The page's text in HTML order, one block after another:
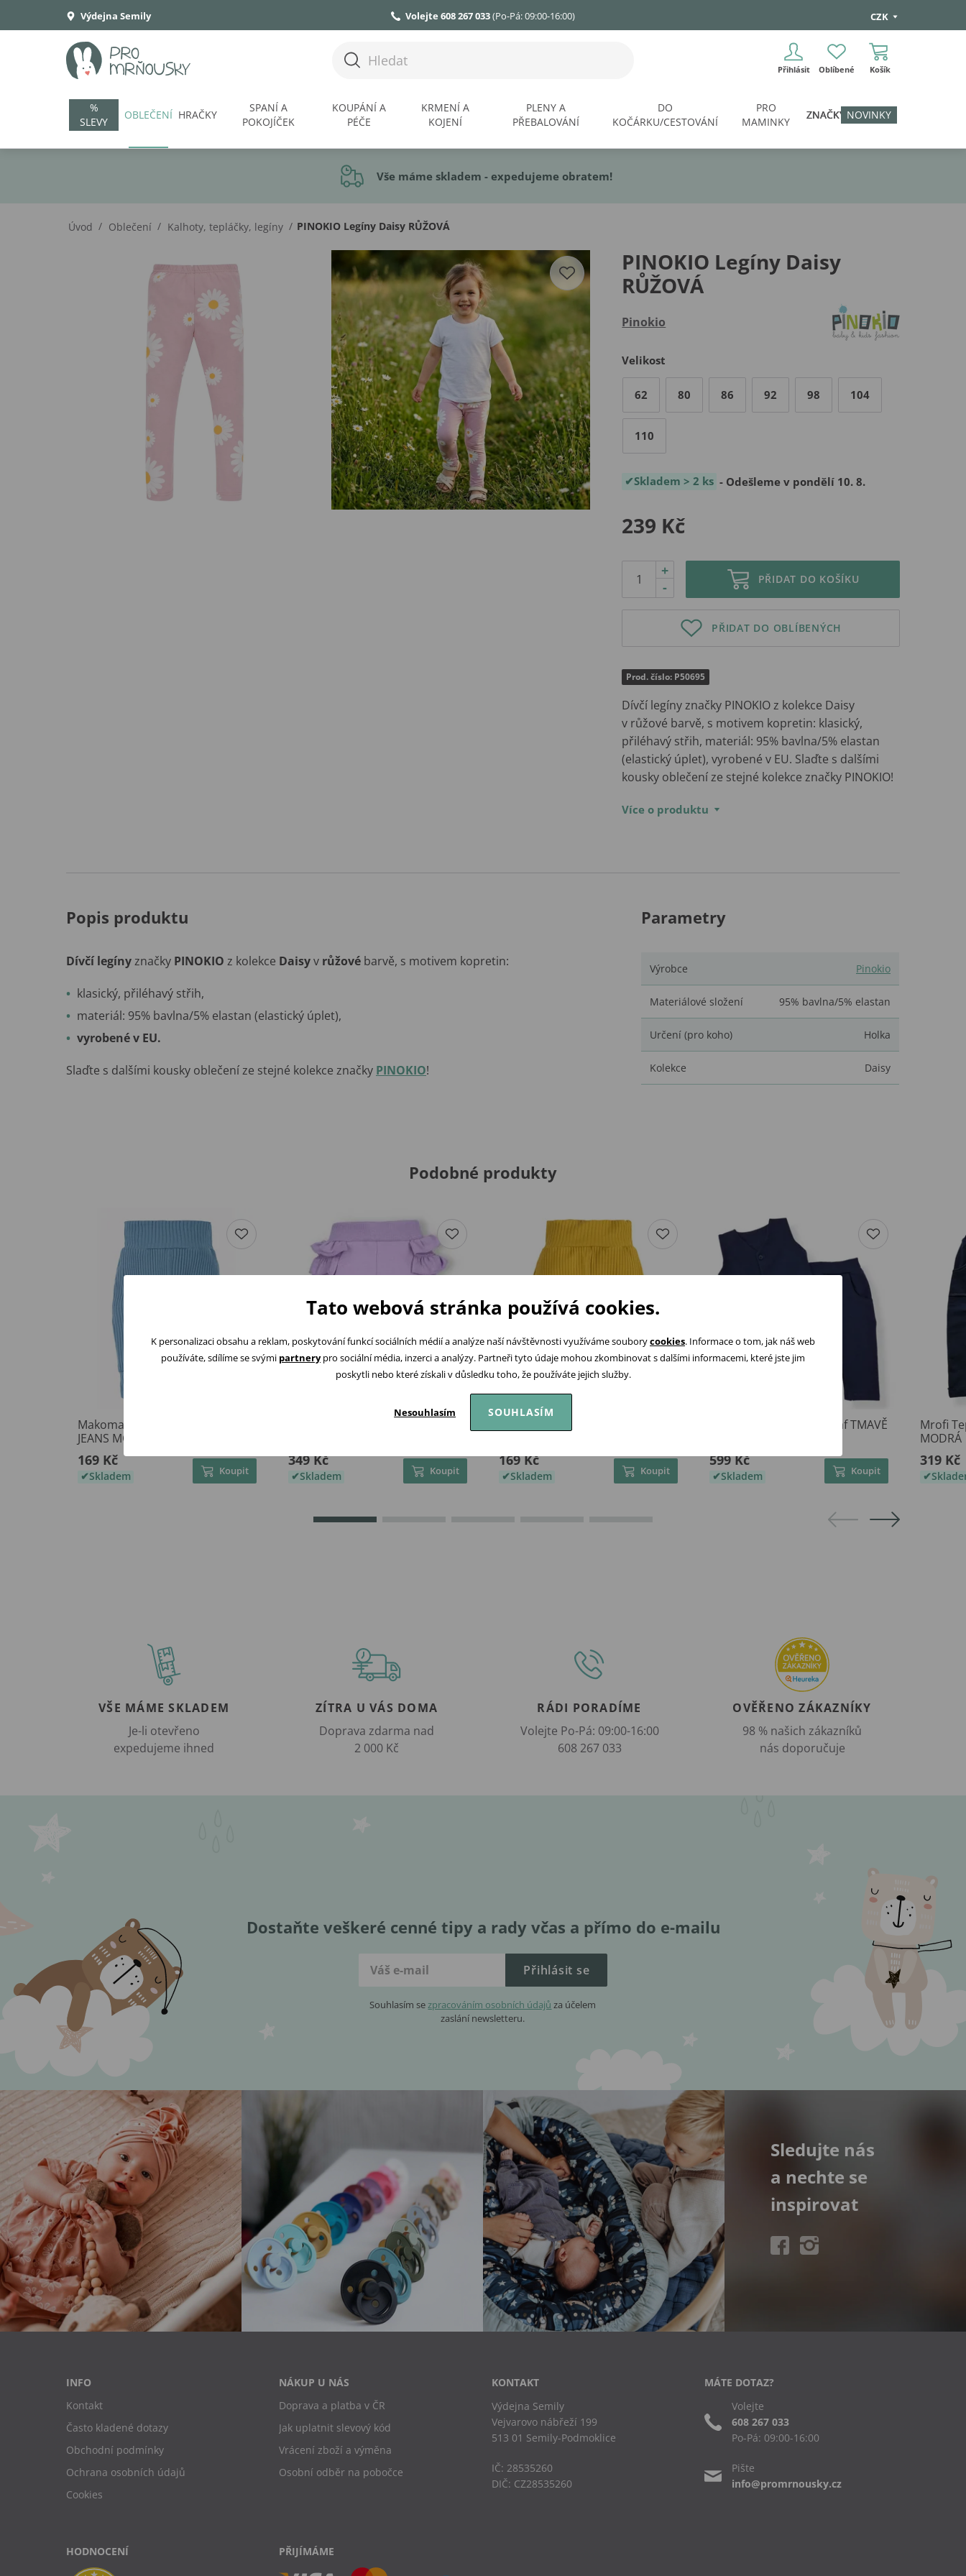
Výdejna Semily Volejte 608 267 033(Po-Pá: 09:00-16:00) CZK
Přihlásit Oblíbené Košík
%
SLEVY
OBLEČENÍ HRAČKY
SPANÍ A
POKOJÍČEK
KOUPÁNÍ A
PÉČE
KRMENÍ A
KOJENÍ
PLENY A
PŘEBALOVÁNÍ
DO
KOČÁRKU/CESTOVÁNÍ
PRO
MAMINKY
ZNAČKY NOVINKY
Vše máme skladem - expedujeme obratem!
Úvod / Oblečení / Kalhoty, tepláčky, legíny / PINOKIO Legíny Daisy RŮŽOVÁ
PINOKIO Legíny Daisy
RŮŽOVÁ
Pinokio
Velikost
62 80 86 92 98 104
110
Skladem > 2 ks - Odešleme v pondělí 10. 8.
239 Kč
-
+
PŘIDAT DO KOŠÍKU
PŘIDAT DO OBLÍBENÝCH
Prod. číslo: P50695
Dívčí legíny značky PINOKIO z kolekce Daisy
v růžové barvě, s motivem kopretin: klasický,
přiléhavý střih, materiál: 95% bavlna/5% elastan
(elastický úplet), vyrobené v EU. Slaďte s dalšími
kousky oblečení ze stejné kolekce značky PINOKIO!
Více o produktu
Popis produktu
Dívčí legínyznačky PINOKIO z kolekce Daisyv růžové barvě, s motivem kopretin:
klasický, přiléhavý střih,
materiál: 95% bavlna/5% elastan (elastický úplet),
vyrobené v EU.
Slaďte s dalšími kousky oblečení ze stejné kolekce značky PINOKIO!
Parametry
Výrobce Pinokio
Materiálové složení 95% bavlna/5% elastan
Určení (pro koho) Holka
Kolekce Daisy
Podobné produkty
Makoma Tepláčky Harmony
JEANS MODRÁ
169 Kč
Skladem Koupit
349 Kč
Skladem Koupit
169 Kč
Skladem Koupit
Mrofi Vesta + kalhoty Olaf TMAVĚ
599 Kč
Skladem Koupit
Mrofi
MODRÁ
319 Kč
VŠE MÁME SKLADEM
Je-li otevřeno
expedujeme ihned
ZÍTRA U VÁS DOMA
Doprava zdarma nad
2 000 Kč
RÁDI PORADÍME
Volejte Po-Pá: 09:00-16:00
608 267 033
OVĚŘENO ZÁKAZNÍKY
98 % našich zákazníků
nás doporučuje
Dostaňte veškeré cenné tipy a rady včas a přímo do e-mailu
Přihlásit se
Souhlasím sezpracováním osobních údajů za účelem
zaslání newsletteru.
Sledujte nás
a nechte se
inspirovat
INFO
Kontakt
Často kladené dotazy
Obchodní podmínky
Ochrana osobních údajů
Cookies
NÁKUP U NÁS
Doprava a platba v ČR
Jak uplatnit slevový kód
Vrácení zboží a výměna
Osobní odběr na pobočce
KONTAKT
Výdejna Semily
Vejvarovo nábřeží 199
513 01 Semily-Podmoklice
IČ: 28535260
DIČ: CZ28535260
MÁTE DOTAZ?
Volejte
608 267 033
Po-Pá: 09:00-16:00
Pište
info@promrnousky.cz
HODNOCENÍ PŘIJÍMÁME
Tato webová stránka používá cookies.
K personalizaci obsahu a reklam, poskytování funkcí sociálních médií a analýze naší návštěvnosti využíváme souborycookies. Informace o tom, jak náš web
používáte, sdílíme se svými partnerypro sociální média, inzerci a analýzy. Partneři tyto údaje mohou zkombinovat s dalšími informacemi, které jste jim
poskytli nebo které získali v důsledku toho, že používáte jejich služby.
Nesouhlasím SOUHLASÍM